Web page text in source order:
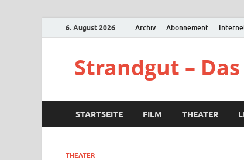
6. August 2026 Archiv Abonnement
Strandgut –
STARTSEITE FILM THEATER
THEATER